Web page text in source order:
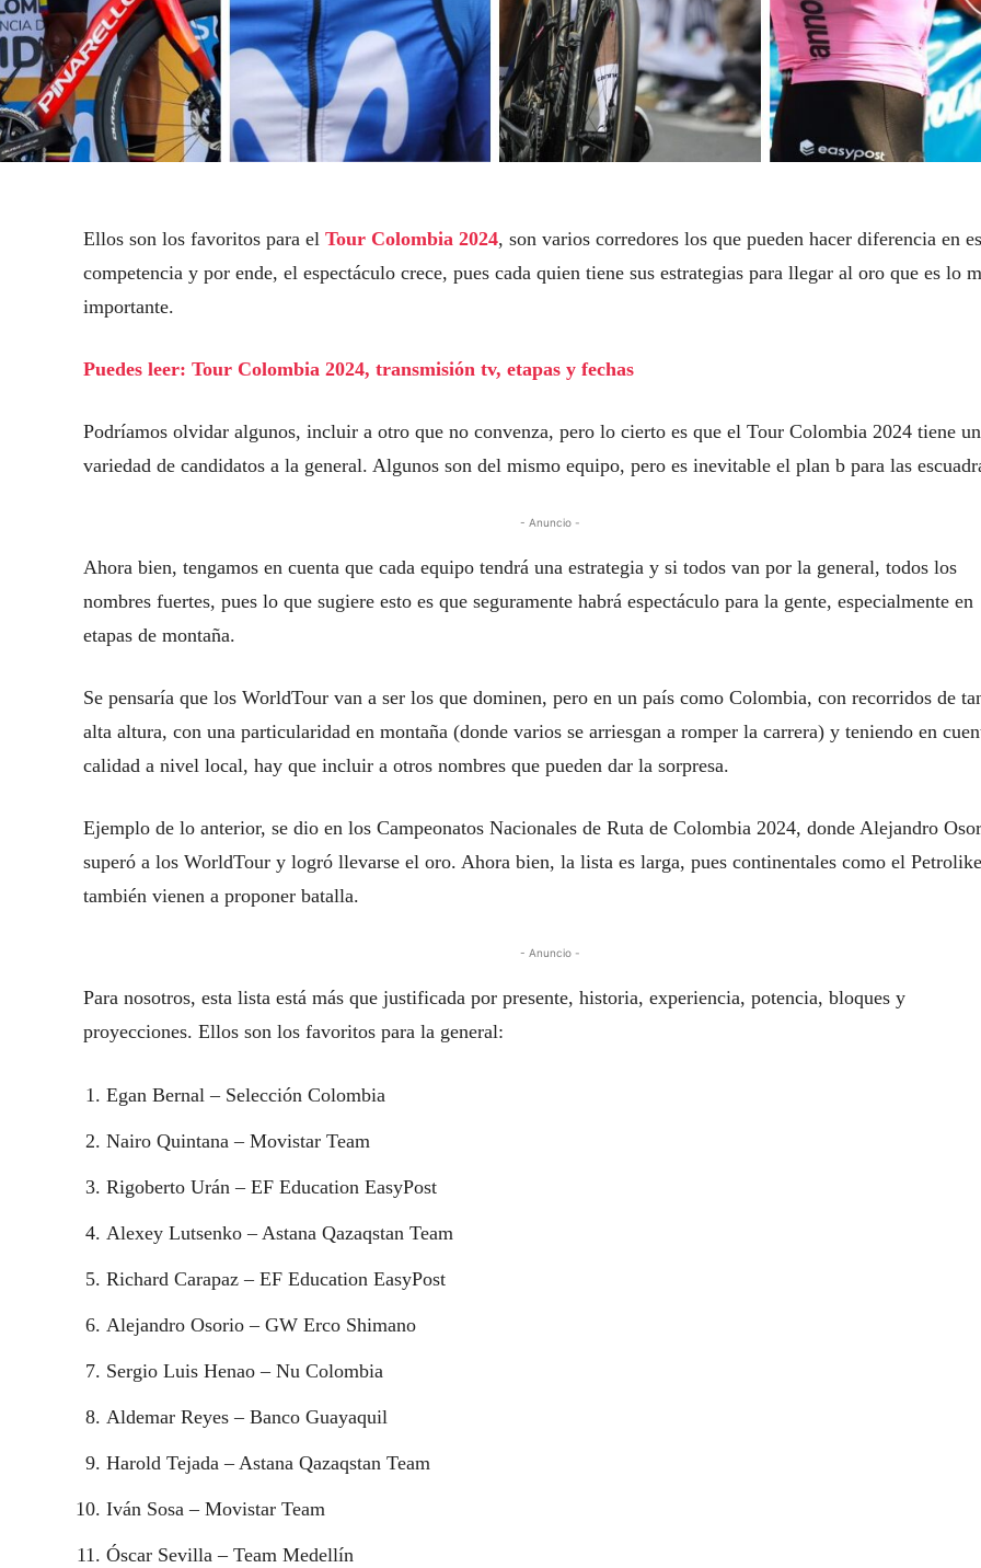
Ellos son los favoritos para el Tour Colombia 2024, son varios corredores los que pueden hacer diferencia en
competencia y por ende, el espectáculo crece, pues cada quien tiene sus estrategias para llegar al oro que es lo
importante.
Puedes leer: Tour Colombia 2024, transmisión tv, etapas y fechas
Podríamos olvidar algunos, incluir a otro que no convenza, pero lo cierto es que el Tour Colombia 2024 tiene
variedad de candidatos a la general. Algunos son del mismo equipo, pero es inevitable el plan b para las
- Anuncio -
Ahora bien, tengamos en cuenta que cada equipo tendrá una estrategia y si todos van por la general, todos los
nombres fuertes, pues lo que sugiere esto es que seguramente habrá espectáculo para la gente, especialmente en
etapas de montaña.
Se pensaría que los WorldTour van a ser los que dominen, pero en un país como Colombia, con recorridos de
alta altura, con una particularidad en montaña (donde varios se arriesgan a romper la carrera) y teniendo en
calidad a nivel local, hay que incluir a otros nombres que pueden dar la sorpresa.
Ejemplo de lo anterior, se dio en los Campeonatos Nacionales de Ruta de Colombia 2024, donde Alejandro
superó a los WorldTour y logró llevarse el oro. Ahora bien, la lista es larga, pues continentales como el Petrolike
también vienen a proponer batalla.
- Anuncio -
Para nosotros, esta lista está más que justificada por presente, historia, experiencia, potencia, bloques y
proyecciones. Ellos son los favoritos para la general:
Egan Bernal – Selección Colombia
Nairo Quintana – Movistar Team
Rigoberto Urán – EF Education EasyPost
Alexey Lutsenko – Astana Qazaqstan Team
Richard Carapaz – EF Education EasyPost
Alejandro Osorio – GW Erco Shimano
Sergio Luis Henao – Nu Colombia
Aldemar Reyes – Banco Guayaquil
Harold Tejada – Astana Qazaqstan Team
Iván Sosa – Movistar Team
Óscar Sevilla – Team Medellín